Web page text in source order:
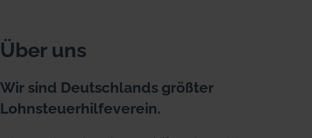
Über uns
Wir sind Deutschlands größter
Lohnsteuerhilfeverein.